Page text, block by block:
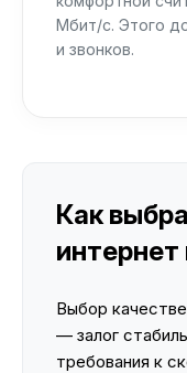
Мбит/с. Этого
и звонков.
Как
интернет
Выбор
— залог
требования к